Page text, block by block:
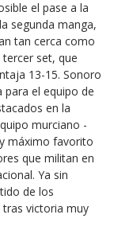
el pase a la
segunda manga,
tan cerca como
set, que
13-15. Sonoro
para el equipo de
en la
murciano -
máximo favorito
que militan en
Ya sin
de los
victoria muy